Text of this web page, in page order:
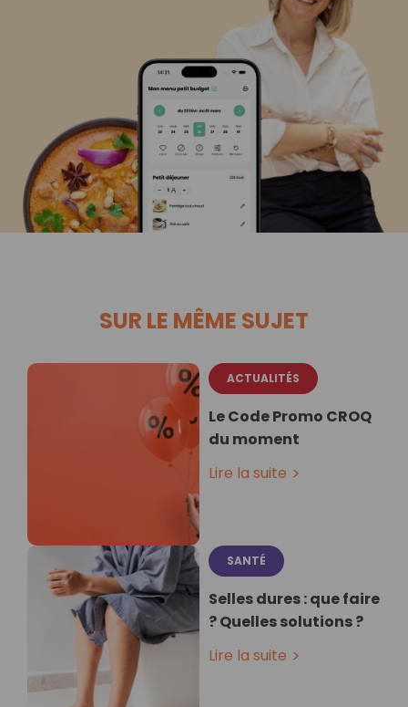
SUR LE MÊME SUJET
ACTUALITÉS
Le Code Promo CROQ
du moment
Lire la suite
SANTÉ
Selles dures : que faire
? Quelles solutions ?
Lire la suite